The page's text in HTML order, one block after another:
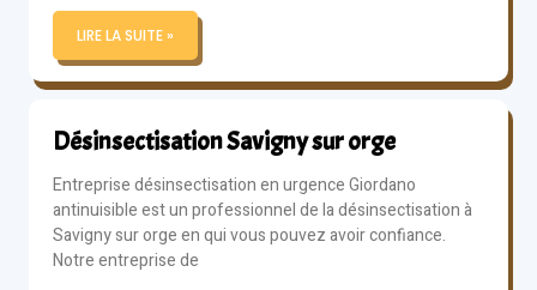
LIRE LA SUITE »
Désinsectisation Savigny sur orge
Entreprise désinsectisation en urgence Giordano
antinuisible est un professionnel de la désinsectisation à
Savigny sur orge en qui vous pouvez avoir confiance.
Notre entreprise de